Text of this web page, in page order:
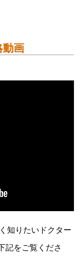
動画
知りたいドクター
記をご覧くださ